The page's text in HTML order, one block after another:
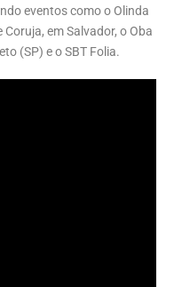
eventos como o Olinda
em Salvador, o Oba
(SP) e o SBT Folia.